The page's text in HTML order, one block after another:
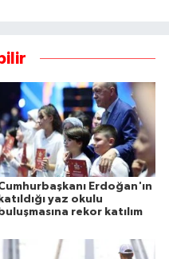
Erdoğan'ın
katıldığı yaz okulu
buluşmasına rekor katılım